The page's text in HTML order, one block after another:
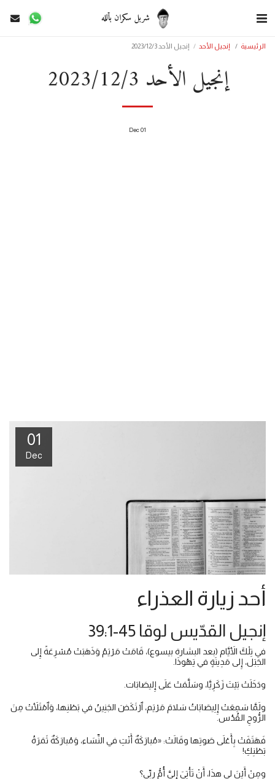
شربل سكران بألله
الرئيسية إنجيل الأحد إنجيل الأحد 2023/12/3
إنجيل الأحد 2023/12/3
01
Dec
01
Dec
أحد زيارة العذراء
إنجيل القدّيس لوقا 45-39:1
في تِلْكَ الأَيَّام (بعد البشارة بيسوع)، قَامَتْ مَرْيَمُ وَذَهَبَتْ مُسْرِعَةً إِلى
الجَبَل، إِلى مَدِينَةٍ في يَهُوذَا.
ودَخَلَتْ بَيْتَ زَكَرِيَّا، وسَلَّمَتْ عَلَى إِليصَابَات.
ولَمَّا سَمِعَتْ إِلِيصَابَاتُ سَلامَ مَرْيَم، ٱرْتَكَضَ الجَنِينُ في بَطْنِها، وَٱمْتَلأَتْ مِنَ
الرُّوحِ القُدُس.
فَهَتَفَتْ بِأَعْلَى صَوتِها وقَالَتْ: «مُبارَكَةٌ أَنْتِ في النِّسَاء، وَمُبارَكَةٌ ثَمَرَةُ
بَطْنِكِ!
ومِنْ أَيْنَ لي هذَا، أَنْ تَأْتِيَ إِليَّ أُمُّ ربِّي؟